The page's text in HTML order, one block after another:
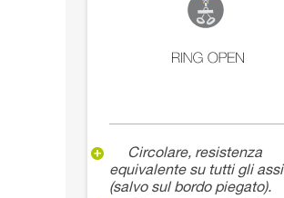
Circolare, resistenza
equivalente su tutti gli assi
(salvo sul bordo piegato).